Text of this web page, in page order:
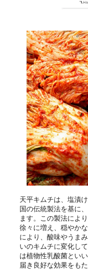
天平キムチは、塩漬
国の伝統製法を基に
ます。この製法によ
徐々に増え、穏やか
により、酸味やうま
いのキムチに変化し
は植物性乳酸菌とい
届き良好な効果をもた